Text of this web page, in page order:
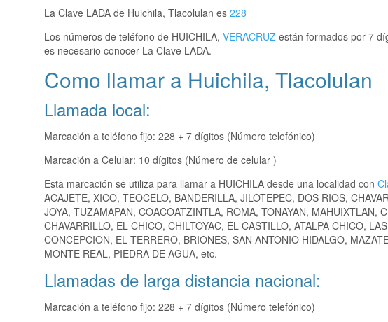
La Clave LADA de Huichila, Tlacolulan es 228
Los números de teléfono de HUICHILA, VERACRUZ están formados por 7
es necesario conocer La Clave LADA.
Como llamar a Huichila, Tlacolulan
Llamada local:
Marcación a teléfono fijo: 228 + 7 dígitos (Número telefónico)
Marcación a Celular: 10 dígitos (Número de celular )
Esta marcación se utiliza para llamar a HUICHILA desde una localidad con
ACAJETE, XICO, TEOCELO, BANDERILLA, JILOTEPEC, DOS RIOS,
JOYA, TUZAMAPAN, COACOATZINTLA, ROMA, TONAYAN, MAHUIXTLAN,
CHAVARRILLO, EL CHICO, CHILTOYAC, EL CASTILLO, ATALPA CHICO,
CONCEPCION, EL TERRERO, BRIONES, SAN ANTONIO HIDALGO,
MONTE REAL, PIEDRA DE AGUA, etc.
Llamadas de larga distancia nacional:
Marcación a teléfono fijo: 228 + 7 dígitos (Número telefónico)